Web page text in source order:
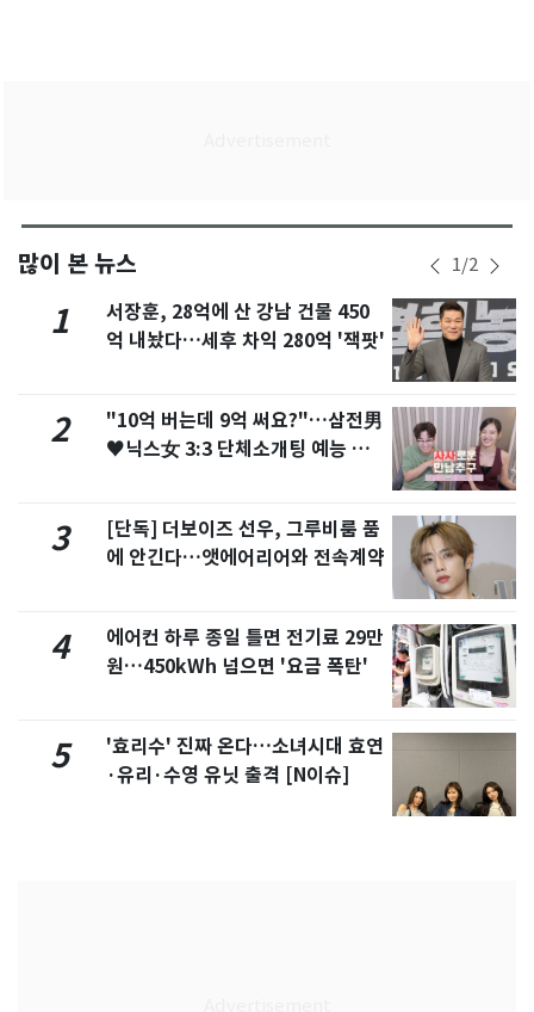
많이 본 뉴스 1/2
1
서장훈, 28억에 산 강남 건물 450
억 내놨다…세후 차익 280억 '잭팟'
2
"10억 버는데 9억 써요?"…삼전男
♥닉스女 3:3 단체소개팅 예능 화
3
[단독] 더보이즈 선우, 그루비룸 품
에 안긴다…앳에어리어와 전속계약
4
에어컨 하루 종일 틀면 전기료 29만
원…450kWh 넘으면 '요금 폭탄'
5
'효리수' 진짜 온다…소녀시대 효연
·유리·수영 유닛 출격 [N이슈]